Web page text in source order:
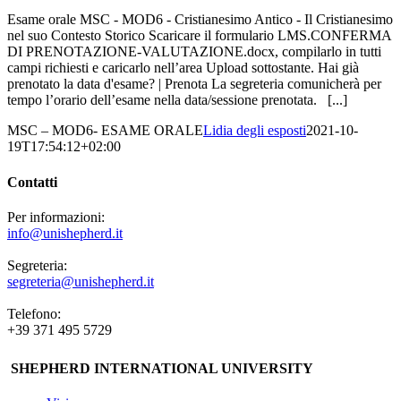
Esame orale MSC - MOD6 - Cristianesimo Antico - Il Cristianesimo
nel suo Contesto Storico Scaricare il formulario LMS.CONFERMA
DI PRENOTAZIONE-VALUTAZIONE.docx, compilarlo in tutti
campi richiesti e caricarlo nell’area Upload sottostante. Hai già
prenotato la data d'esame? | Prenota La segreteria comunicherà per
tempo l’orario dell’esame nella data/sessione prenotata. [...]
MSC – MOD6- ESAME ORALELidia degli esposti2021-10-
19T17:54:12+02:00
Contatti
Per informazioni:
info@unishepherd.it
Segreteria:
segreteria@unishepherd.it
Telefono:
+39 371 495 5729
SHEPHERD INTERNATIONAL UNIVERSITY